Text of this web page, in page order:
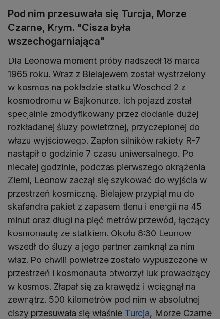
Pod nim przesuwała się Turcja, Morze
Czarne, Krym. "Cisza była
wszechogarniająca"
Dla Leonowa moment próby nadszedł 18 marca
1965 roku. Wraz z Bielajewem został wystrzelony
w kosmos na pokładzie statku Woschod 2 z
kosmodromu w Bajkonurze. Ich pojazd został
specjalnie zmodyfikowany przez dodanie dużej
rozkładanej śluzy powietrznej, przyczepionej do
włazu wyjściowego. Zapłon silników rakiety R-7
nastąpił o godzinie 7 czasu uniwersalnego. Po
niecałej godzinie, podczas pierwszego okrążenia
Ziemi, Leonow zaczął się szykować do wyjścia w
przestrzeń kosmiczną. Bielajew przypiął mu do
skafandra pakiet z zapasem tlenu i energii na 45
minut oraz długi na pięć metrów przewód, łączący
kosmonautę ze statkiem. Około 8:30 Leonow
wszedł do śluzy a jego partner zamknął za nim
właz. Po chwili powietrze zostało wypuszczone w
przestrzeń i kosmonauta otworzył luk prowadzący
w kosmos. Złapał się za krawędź i wciągnął na
zewnątrz. 500 kilometrów pod nim w absolutnej
ciszy przesuwała się właśnie Turcja, Morze Czarne